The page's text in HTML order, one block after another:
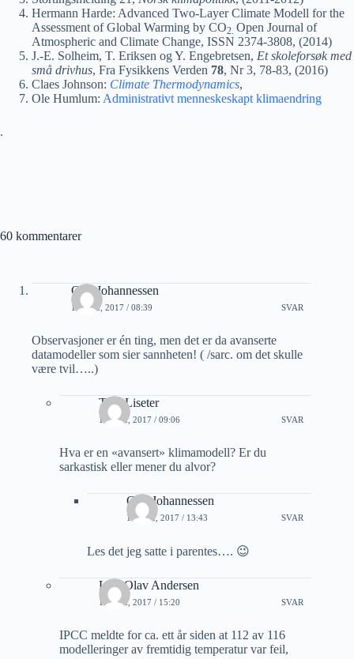
Hermann Harde: Advanced Two-Layer Climate Modell for the
Assessment of Global Warming by CO2. Open Journal of
Atmospheric and Climate Change, ISSN 2374-3808, (2014)
J.-E. Solheim, T. Eriksen og Y. Engebretsen, Et skoleforsøk med
små drivhus, Fra Fysikkens Verden 78, Nr 3, 78-83, (2016)
Claes Johnson: Climate Thermodynamics,
Ole Humlum: Administrativt menneskeskapt klimaendring
.
60 kommentarer
Geir Johannessen
16 MAI, 2017 / 08:39 SVAR
Observasjoner er én ting, men det er da avanserte
datamodeller som sier sannheten! ( /sarc. om det skulle
være tvil…..)
Tore Liseter
16 MAI, 2017 / 09:06 SVAR
Hva er en «avansert» klimamodell? Er du
sarkastisk eller mener du alvor?
Geir Johannessen
16 MAI, 2017 / 13:43 SVAR
Les det jeg satte i parentes…. 😉
Lars Olav Andersen
16 MAI, 2017 / 15:20 SVAR
IPCC meldte for ca. ett år siden at 112 av 116
modelleringer av fremtidig temperatur var feil,